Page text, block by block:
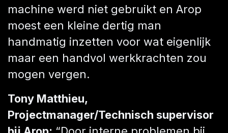
machine werd niet gebruikt en Arop
moest een kleine dertig man
handmatig inzetten voor wat eigenlijk
maar een handvol werkkrachten zou
mogen vergen.
Tony Matthieu,
Projectmanager/Technisch supervisor